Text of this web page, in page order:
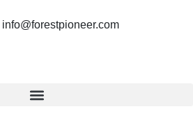
info@forestpioneer.com